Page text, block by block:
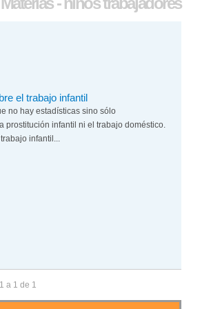
el trabajo infantil
no hay estadísticas sino sólo
prostitución infantil ni el trabajo doméstico.
infantil...
a 1 de 1